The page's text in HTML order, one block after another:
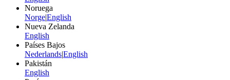
Noruega
Norge|English
Nueva Zelanda
English
Países Bajos
Nederlands|English
Pakistán
English